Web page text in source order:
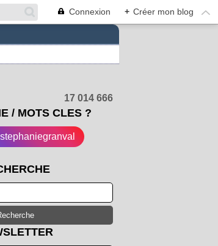
Connexion + Créer mon blog
17 014 666
/ MOTS CLES ?